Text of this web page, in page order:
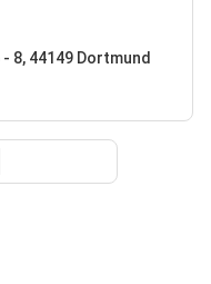
8, 44149 Dortmund